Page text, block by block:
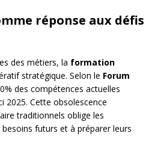
réponse aux défis
des métiers, la formation
stratégique. Selon le Forum
des compétences actuelles
2025. Cette obsolescence
traditionnels oblige les
futurs et à préparer leurs